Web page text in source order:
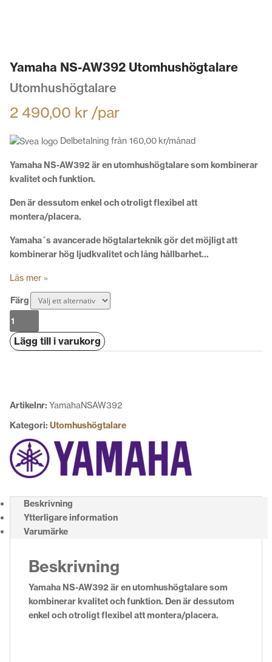
Yamaha NS-AW392 Utomhushögtalare
Utomhushögtalare
2 490,00 kr /par
Delbetalning från 160,00 kr/månad
Yamaha NS-AW392 är en utomhushögtalare som kombinerar
kvalitet och funktion.
Den är dessutom enkel och otroligt flexibel att
montera/placera.
Yamaha´s avancerade högtalarteknik gör det möjligt att
kombinerar hög ljudkvalitet och lång hållbarhet…
Läs mer »
Färg
Yamaha
NS-
AW392
Lägg till i varukorg
Artikelnr: YamahaNSAW392
Kategori: Utomhushögtalare
Beskrivning
Ytterligare information
Varumärke
Beskrivning
Yamaha NS-AW392 är en utomhushögtalare som
kombinerar kvalitet och funktion. Den är dessutom
enkel och otroligt flexibel att montera/placera.